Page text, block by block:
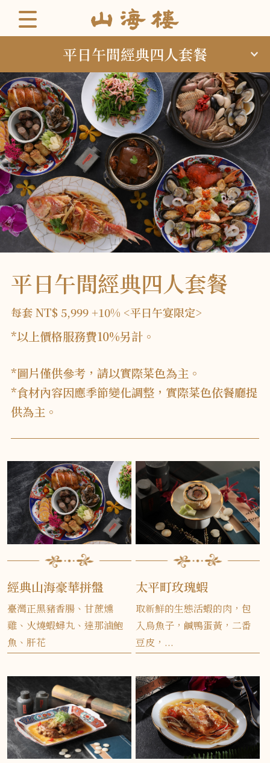
平日午間經典四人套餐
平日午間經典四人套餐
每套 NT$ 5,999 +10% <平日午宴限定>
*以上價格服務費10%另計。
*圖片僅供參考，請以實際菜色為主。
*食材內容因應季節變化調整，實際菜色依餐廳提
供為主。
經典山海豪華拼盤
臺灣正黑豬香腸、甘蔗燻
雞、火燒蝦蟳丸、達那滷鮑
魚、肝花
太平町玫瑰蝦
取新鮮的生態活蝦的肉，包
入烏魚子，鹹鴨蛋黃，二番
豆皮，...